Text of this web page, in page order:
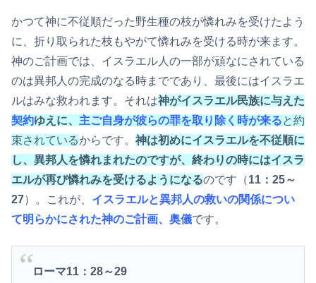
かつて神に不従順だった野生種の枝が憐れみを受けたよう
に、折り取られた枝もやがて憐れみを受ける時が来ます。
神のご計画では、イスラエル人の一部が頑なにされている
のは異邦人の完成のなる時までであり、最後にはイスラエ
ルはみな救われます。それは神がイスラエル民族に与えた
契約ゆえに、 主ご自身が彼らの罪を取り除く時が来ると約
束されているからです。 神は初めにイスラエルを不従順に
し、異邦人を憐れまれたのですが、終わりの時にはイスラ
エルが再び憐れみを受けるようになるのです（11：25～
27）。これが、 イスラエルと異邦人の救いの関係につい
て明らかにされた神のご計画、奥儀です。
ローマ11：28～29